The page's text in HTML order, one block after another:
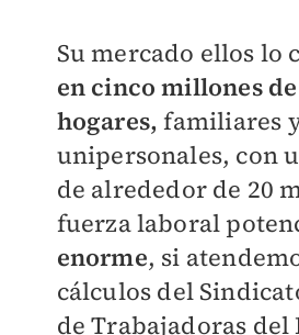
Su mercado ellos lo
en cinco millones de
hogares, familiares
unipersonales, con
de alrededor de 20
fuerza laboral
enorme, si
cálculos del
de Trabajadoras del